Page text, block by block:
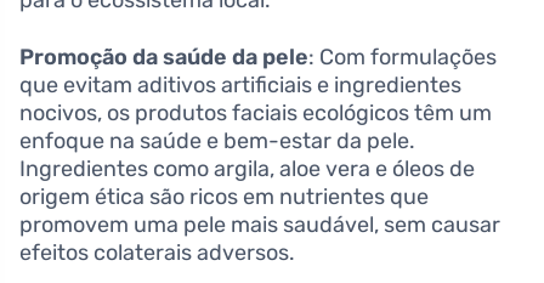
Promoção da saúde da pele: Com formulações
que evitam aditivos artificiais e ingredientes
nocivos, os produtos faciais ecológicos têm um
enfoque na saúde e bem-estar da pele.
Ingredientes como argila, aloe vera e óleos de
origem ética são ricos em nutrientes que
promovem uma pele mais saudável, sem causar
efeitos colaterais adversos.